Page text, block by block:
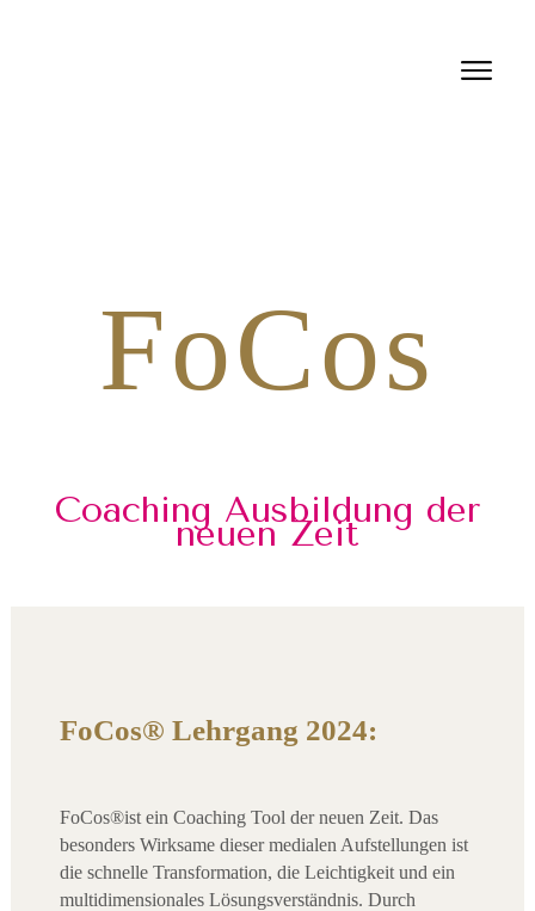
FoCos
Coaching Ausbildung der
neuen Zeit
FoCos® Lehrgang 2024:
FoCos®ist ein Coaching Tool der neuen Zeit. Das
besonders Wirksame dieser medialen Aufstellungen ist
die schnelle Transformation, die Leichtigkeit und ein
multidimensionales Lösungsverständnis. Durch